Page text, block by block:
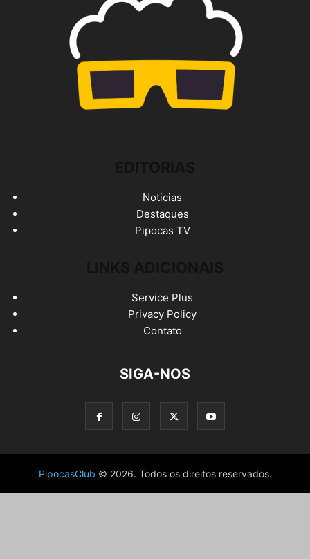
Noticias
Destaques
Pipocas TV
Service Plus
Privacy Policy
Contato
SIGA-NOS
PipocasClub © 2026. Todos os direitos reservados.